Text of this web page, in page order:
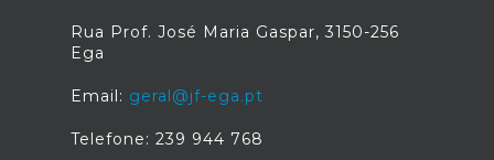
Rua Prof. José Maria Gaspar, 3150-256
Ega
Email: geral@jf-ega.pt
Telefone: 239 944 768